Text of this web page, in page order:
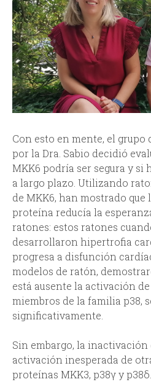
Con esto en mente, el grupo
por la Dra. Sabio decidió
MKK6 podría ser segura y si
a largo plazo. Utilizando
de MKK6, han mostrado que
proteína reducía la
ratones: estos ratones
desarrollaron hipertrofia
progresa a disfunción
modelos de ratón,
está ausente la activación
miembros de la familia p38,
significativamente.
Sin embargo, la inactivación
activación inesperada de
proteínas MKK3, p38γ y